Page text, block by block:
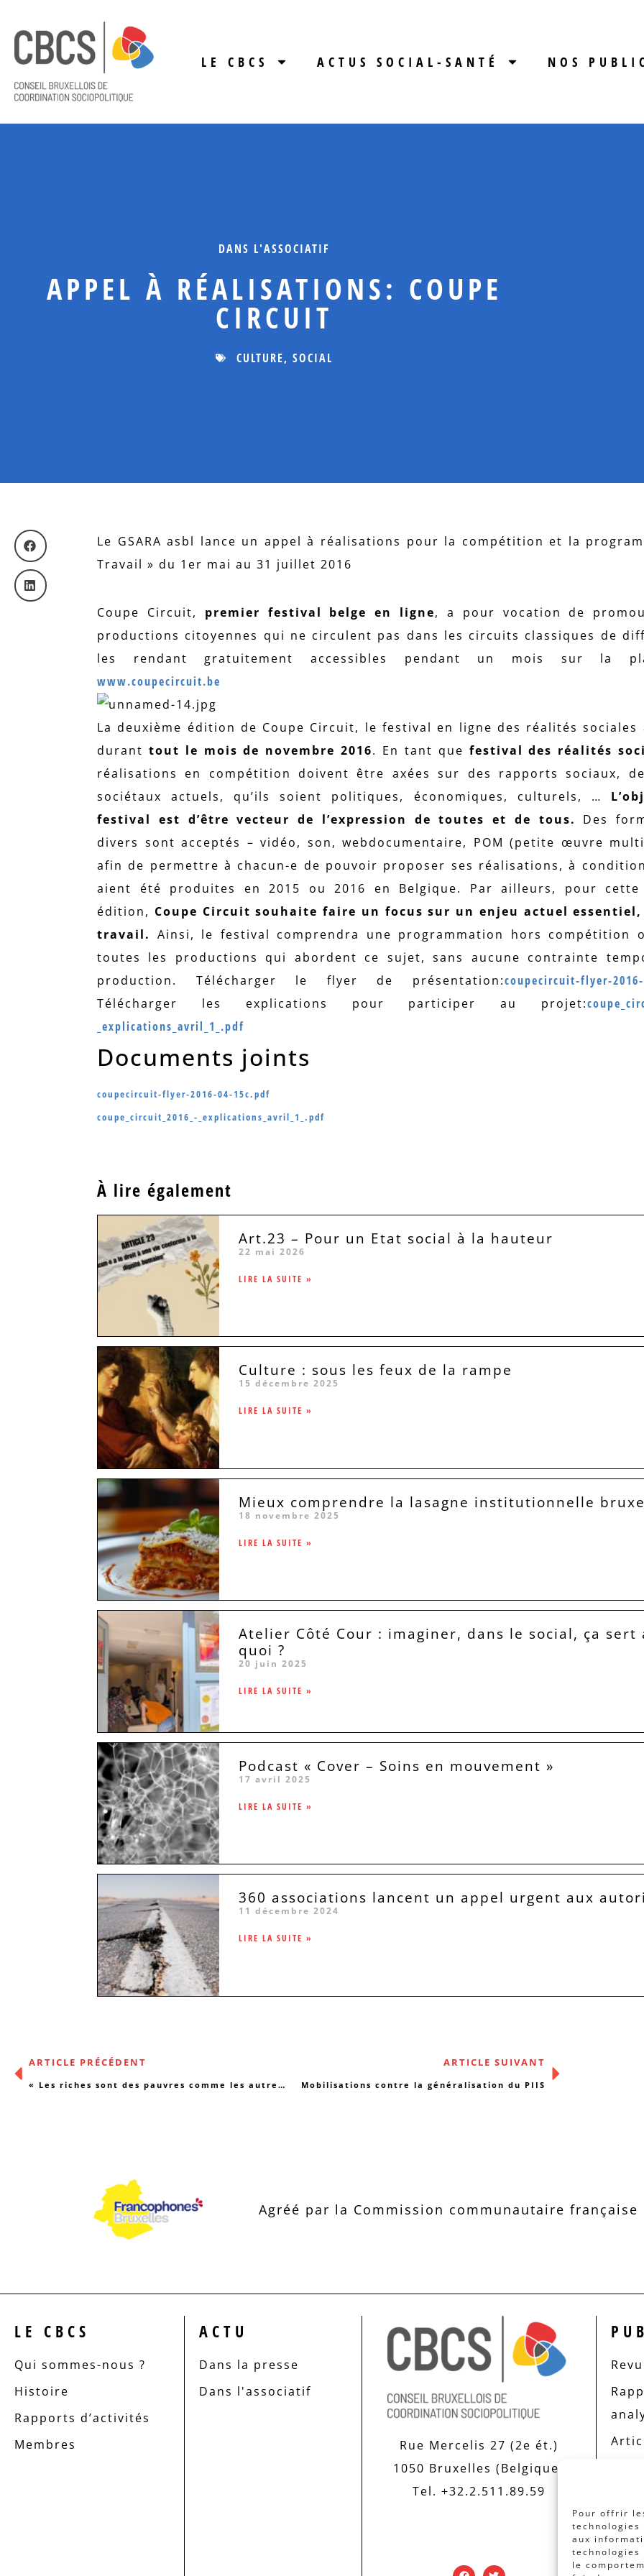
Pour offrir
aux
le
LE CBCS ACTUS SOCIAL-SANTÉ NOS
DANS L'ASSOCIATIF
APPEL À RÉALISATIONS: COUPE
CIRCUIT
CULTURE, SOCIAL
Le GSARA asbl lance un appel à réalisations pour la compétition et la
Travail » du 1er mai au 31 juillet 2016
Coupe Circuit, premier festival belge en ligne, a pour vocation de
productions citoyennes qui ne circulent pas dans les circuits classiques de
les rendant gratuitement accessibles pendant un mois sur la
www.coupecircuit.be
La deuxième édition de Coupe Circuit, le festival en ligne des réalités sociales
durant tout le mois de novembre 2016. En tant que festival des réalités
réalisations en compétition doivent être axées sur des rapports sociaux,
sociétaux actuels, qu’ils soient politiques, économiques, culturels, …
festival est d’être vecteur de l’expression de toutes et de tous.
Des
divers sont acceptés – vidéo, son, webdocumentaire, POM (petite œuvre
afin de permettre à chacun-e de pouvoir proposer ses réalisations, à condition
aient été produites en 2015 ou 2016 en Belgique. Par ailleurs, pour cette
édition, Coupe Circuit souhaite faire un focus sur un enjeu actuel
travail. Ainsi, le festival comprendra une programmation hors compétition
toutes les productions qui abordent ce sujet, sans aucune contrainte
production. Télécharger le flyer de présentation:coupecircuit-flyer-
Télécharger les explications pour participer au projet:
_explications_avril_1_.pdf
Documents joints
coupecircuit-flyer-2016-04-15c.pdf
coupe_circuit_2016_-_explications_avril_1_.pdf
À lire également
Art.23 – Pour un Etat social à la hauteur
22 mai 2026
LIRE LA SUITE »
Culture : sous les feux de la rampe
15 décembre 2025
LIRE LA SUITE »
Mieux comprendre la lasagne institutionnelle
18 novembre 2025
LIRE LA SUITE »
Atelier Côté Cour : imaginer, dans le social, ça sert
quoi ?
20 juin 2025
LIRE LA SUITE »
Podcast « Cover – Soins en mouvement »
17 avril 2025
LIRE LA SUITE »
360 associations lancent un appel urgent aux
11 décembre 2024
LIRE LA SUITE »
ARTICLE PRÉCÉDENT
« Les riches sont des pauvres comme les autres »
ARTICLE SUIVANT
Mobilisations contre la généralisation du PIIS
Agréé par la Commission communautaire
LE CBCS
Qui sommes-nous ?
Histoire
Rapports d’activités
Membres
ACTU
Dans la presse
Dans l'associatif
Rue Mercelis 27 (2e ét.)
1050 Bruxelles (Belgique)
Tel. +32.2.511.89.59